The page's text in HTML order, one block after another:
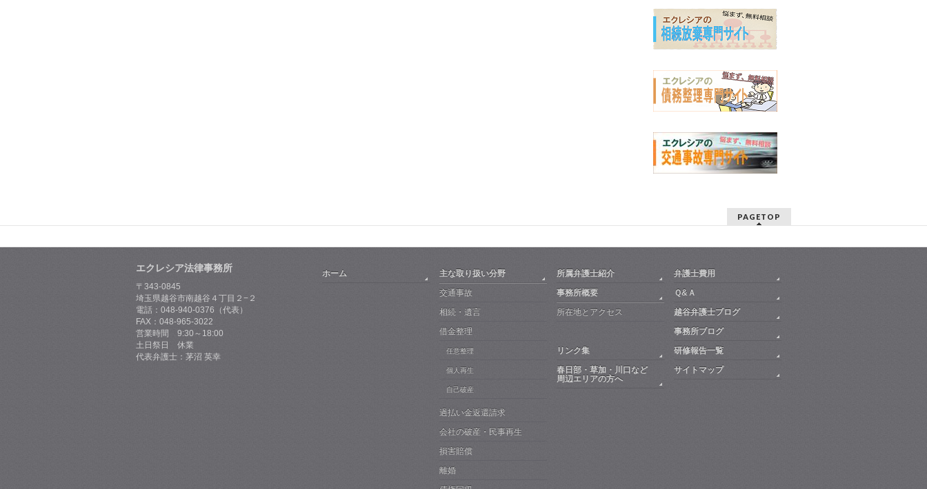
PAGETOP
エクレシア法律事務所
〒343-0845
埼玉県越谷市南越谷４丁目２−２
電話：048-940-0376（代表）
FAX：048-965-3022
営業時間 9:30～18:00
土日祭日 休業
代表弁護士：茅沼 英幸
ホーム
主な取り扱い分野
交通事故
相続・遺言
借金整理
任意整理
個人再生
自己破産
過払い金返還請求
会社の破産・民事再生
損害賠償
離婚
所属弁護士紹介
弁護士費用
事務所概要
所在地とアクセス
Ｑ&Ａ
越谷弁護士ブログ
事務所ブログ
リンク集
研修報告一覧
春日部・草加・川口など
周辺エリアの方へ
サイトマップ